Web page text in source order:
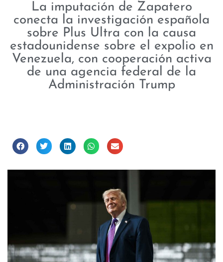
La imputación de Zapatero
conecta la investigación española
sobre Plus Ultra con la causa
estadounidense sobre el expolio en
Venezuela, con cooperación activa
de una agencia federal de la
Administración Trump